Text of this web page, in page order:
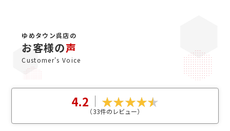
ゆめタウン呉店の
お客様の声
Customer's Voice
4.2
（33件のレビュー）